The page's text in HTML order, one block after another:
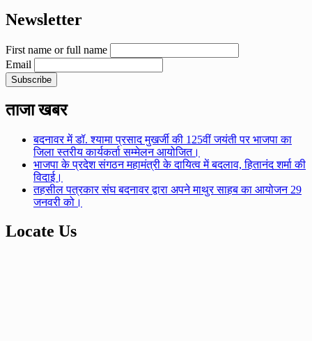
Newsletter
First name or full name
Email
ताजा खबर
बदनावर में डॉ. श्यामा प्रसाद मुखर्जी की 125वीं जयंती पर भाजपा का
जिला स्तरीय कार्यकर्ता सम्मेलन आयोजित।
भाजपा के प्रदेश संगठन महामंत्री के दायित्व में बदलाव, हितानंद शर्मा की
विदाई।
तहसील पत्रकार संघ बदनावर द्वारा अपने माथुर साहब का आयोजन 29
जनवरी को।
Locate Us